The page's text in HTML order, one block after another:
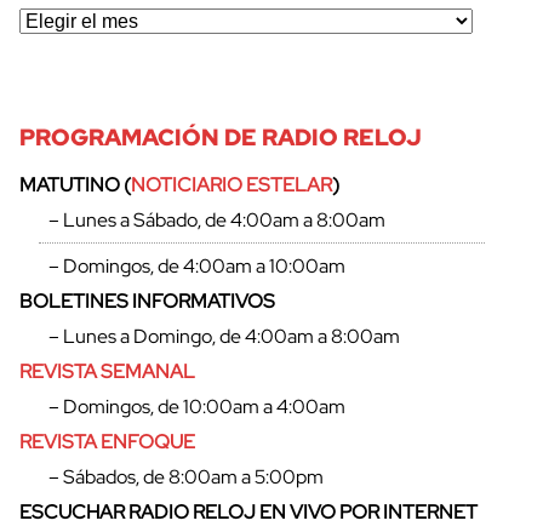
PROGRAMACIÓN DE RADIO RELOJ
MATUTINO (NOTICIARIO ESTELAR)
– Lunes a Sábado, de 4:00am a 8:00am
– Domingos, de 4:00am a 10:00am
BOLETINES INFORMATIVOS
– Lunes a Domingo, de 4:00am a 8:00am
REVISTA SEMANAL
– Domingos, de 10:00am a 4:00am
REVISTA ENFOQUE
– Sábados, de 8:00am a 5:00pm
ESCUCHAR RADIO RELOJ EN VIVO POR INTERNET